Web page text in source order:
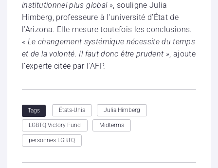
institutionnel plus global », souligne Julia
Himberg, professeure à l’université d’État de
l’Arizona. Elle mesure toutefois les conclusions.
« Le changement systémique nécessite du temps
et de la volonté. Il faut donc être prudent », ajoute
l’experte citée par l’AFP.
Tags États-Unis Julia Himberg
LGBTQ Victory Fund Midterms
personnes LGBTQ